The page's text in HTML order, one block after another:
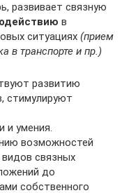
развивает связную
в
ситуациях (прием
в транспорте и пр.)
развитию
стимулируют
и умения.
возможностей
связных
до
собственного